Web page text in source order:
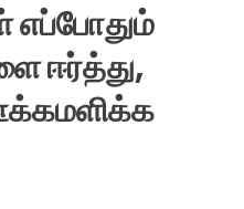
ஈர்த்து,